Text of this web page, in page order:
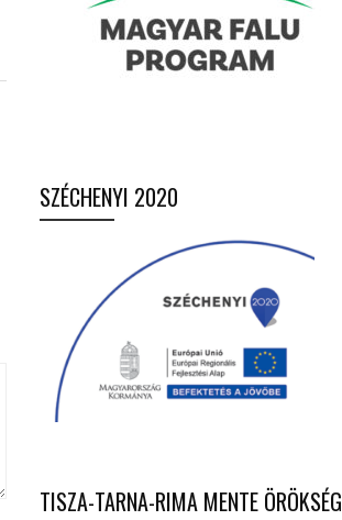
SZÉCHENYI 2020
TISZA-TARNA-RIMA MENTE ÖRÖKSÉG